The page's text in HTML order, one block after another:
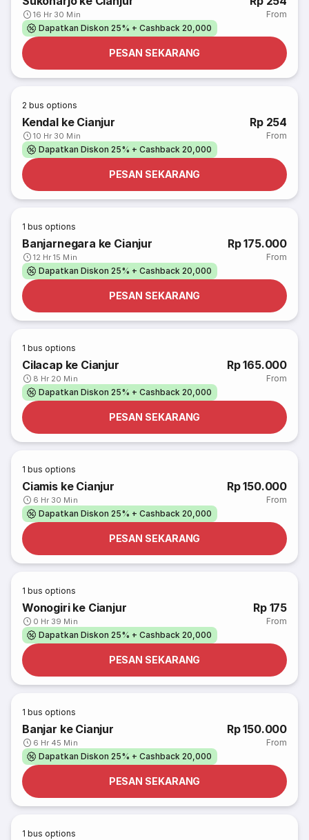
16 Hr 30 Min
From
Dapatkan Diskon 25% + Cashback 20,000
PESAN SEKARANG
2 bus options
Kendal ke Cianjur
10 Hr 30 Min
Rp 254
From
Dapatkan Diskon 25% + Cashback 20,000
PESAN SEKARANG
1 bus options
Banjarnegara ke Cianjur
12 Hr 15 Min
Rp 175.000
From
Dapatkan Diskon 25% + Cashback 20,000
PESAN SEKARANG
1 bus options
Cilacap ke Cianjur
8 Hr 20 Min
Rp 165.000
From
Dapatkan Diskon 25% + Cashback 20,000
PESAN SEKARANG
1 bus options
Ciamis ke Cianjur
6 Hr 30 Min
Rp 150.000
From
Dapatkan Diskon 25% + Cashback 20,000
PESAN SEKARANG
1 bus options
Wonogiri ke Cianjur
0 Hr 39 Min
Rp 175
From
Dapatkan Diskon 25% + Cashback 20,000
PESAN SEKARANG
1 bus options
Banjar ke Cianjur
6 Hr 45 Min
Rp 150.000
From
Dapatkan Diskon 25% + Cashback 20,000
PESAN SEKARANG
1 bus options